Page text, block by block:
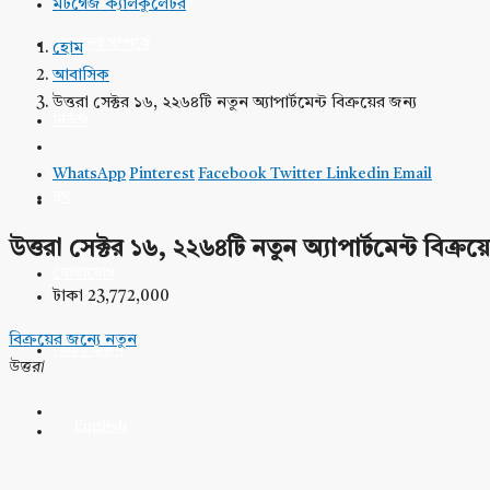
আমাদের সম্পর্কে
বিক্রয় করুন
মর্টগেজ ক্যালকুলেটর
হোম
আবাসিক
উত্তরা সেক্টর ১৬, ২২৬৪টি নতুন অ্যাপার্টমেন্ট বিক্রয়ের জন্য
WhatsApp Pinterest Facebook Twitter Linkedin Email
উত্তরা সেক্টর ১৬, ২২৬৪টি নতুন অ্যাপার্টমেন্ট
টাকা 23,772,000
বিক্রয়ের জন্যেনতুন
উত্তরা